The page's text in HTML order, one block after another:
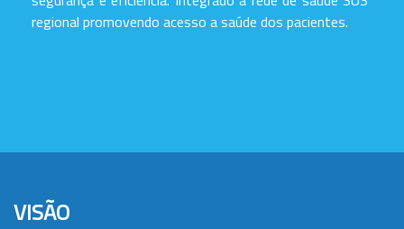
regional promovendo acesso a saúde dos pacientes.
VISÃO